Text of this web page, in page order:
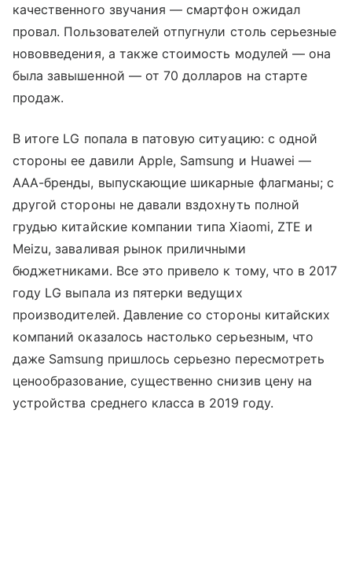
качественного звучания — смартфон ожидал
провал. Пользователей отпугнули столь серьезные
нововведения, а также стоимость модулей — она
была завышенной — от 70 долларов на старте
продаж.
В итоге LG попала в патовую ситуацию: с одной
стороны ее давили Apple, Samsung и Huawei —
AAA-бренды, выпускающие шикарные флагманы; с
другой стороны не давали вздохнуть полной
грудью китайские компании типа Xiaomi, ZTE и
Meizu, заваливая рынок приличными
бюджетниками. Все это привело к тому, что в 2017
году LG выпала из пятерки ведущих
производителей. Давление со стороны китайских
компаний оказалось настолько серьезным, что
даже Samsung пришлось серьезно пересмотреть
ценообразование, существенно снизив цену на
устройства среднего класса в 2019 году.